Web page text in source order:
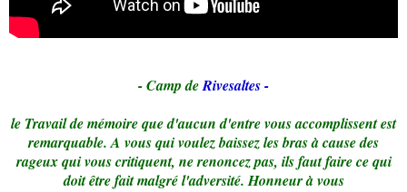
- Camp deRivesaltes -
le Travail de mémoire que d'aucun d'entre vous accomplissent est
remarquable. A vous qui voulez baissez les bras à cause des
rageux qui vous critiquent, ne renoncez pas, ils faut faire ce qui
doit être fait malgré l'adversité. Honneur à vous